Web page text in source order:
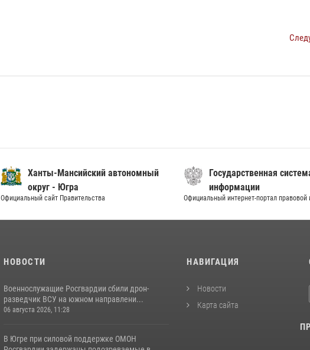
Ханты-Мансийский автономный
округ - Югра
Официальный сайт Правительства
Государственная
информации
Официальный интернет-портал
НОВОСТИ
Военнослужащие Росгвардии сбили дрон-
разведчик ВСУ на южном направлени...
06 августа 2026, 11:28
В Югре при силовой поддержке ОМОН
НАВИГАЦИЯ
Новости
Карта сайта